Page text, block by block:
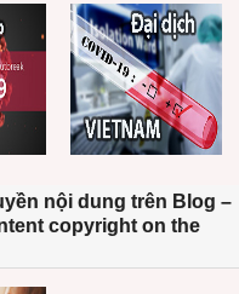
nội dung trên Blog –
copyright on the